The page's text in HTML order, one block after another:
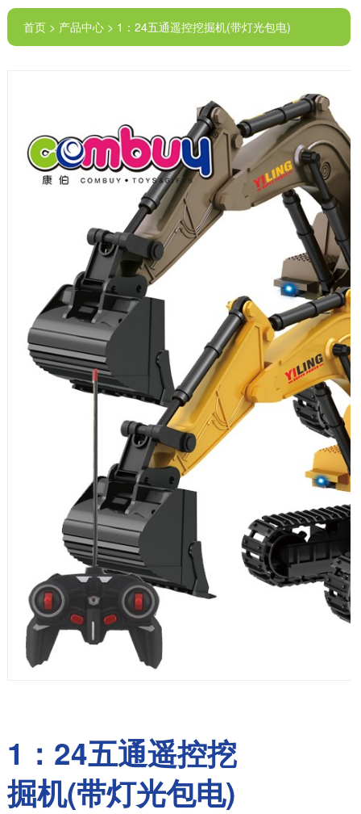
首页 > 产品中心 > 1：24五通遥控挖掘机(带灯光包电)
1：24五通遥控挖
掘机(带灯光包电)